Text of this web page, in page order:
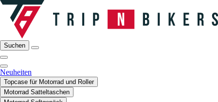
Suchen
Neuheiten
Topcase für Motorrad und Roller
Motorrad Satteltaschen